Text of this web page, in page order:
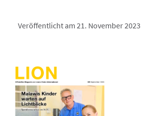
Veröffentlicht am 21. November 2023